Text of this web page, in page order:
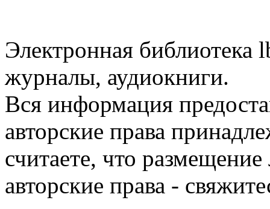
Электронная библиотека
журналы, аудиокниги.
Вся информация
авторские права
считаете, что
авторские права -